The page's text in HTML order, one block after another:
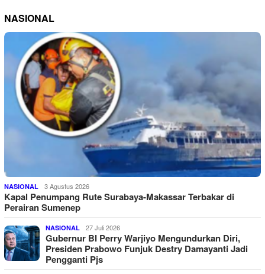
NASIONAL
NASIONAL 3 Agustus 2026
Kapal Penumpang Rute Surabaya-Makassar Terbakar di
Perairan Sumenep
NASIONAL 27 Juli 2026
Gubernur BI Perry Warjiyo Mengundurkan Diri,
Presiden Prabowo Funjuk Destry Damayanti Jadi
Pengganti Pjs